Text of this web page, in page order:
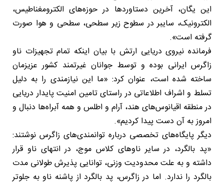
این یگان، آخرین دستاوردها در حوزه‌های الکترومغناطیس،
الکترونیک، سایبر در سطوح زیر سطحی، سطحی و هوا صورت
گرفته است».
فرمانده نیروی دریایی ارتش با بیان اینکه تمام تجهیزات ناو
زاگرس ایرانی بوده و توسط جوانان غیرتمند کشور عزیزمان
ساخته شده است، عنوان کرد: «ما این نیازمندی را به دلیل
تسلط و اشراف اطلاعاتی در راستای تامین امنیت پایدار دریایی
در منطقه اقیانوس‌های هند، آرام و اطلس و همه آبراه‌ها دنبال و
امروز به آن دست پیدا کردیم».
دیگر پایگاه‌های تخصصی درباره توانمندی‌های زاگرس نوشتند:
«پد بالگرد، در سایر ناوهای کلاس موج، در انتهای ناو قرار
داشته و به علت محدودیت وزنی، توانایی پذیرش طولانی مدت
بالگرد را ندارد. اما در زاگرس، پد بالگرد از پاشنه ناو به جلوتر